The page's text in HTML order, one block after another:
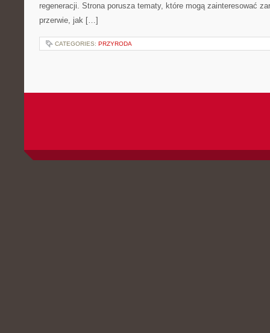
regeneracji. Strona porusza tematy, które mogą zainteresować
przerwie, jak […]
CATEGORIES: PRZYRODA